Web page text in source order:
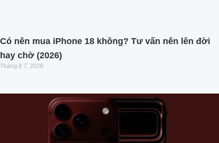
Có nên mua iPhone 18 không? Tư vấn nên lên đời
hay chờ (2026)
Tháng 8 7, 2026